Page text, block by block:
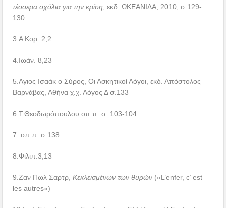
τέσσερα σχόλια για την κρίση , εκδ. ΩΚΕΑΝΙΔΑ, 2010, σ.129-
130
3.Α Κορ. 2,2
4.Ιωάν. 8,23
5.Αγιος Ισαάκ ο Σύρος, Οι Ασκητικοί Λόγοι, εκδ. Απόστολος
Βαρνάβας, Αθήνα χ.χ. Λόγος Δ σ.133
6.Τ.Θεοδωρόπουλου οπ.π. σ. 103-104
7. οπ.π. σ.138
8.Φιλιπ.3,13
9.Ζαν Πωλ Σαρτρ,Κεκλεισμένων τωνθυρών («L’enfer, c’ est
les autres»)